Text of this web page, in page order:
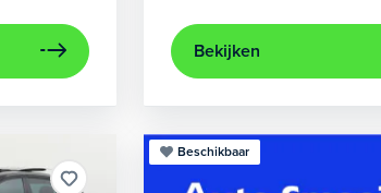
Bekijken
Beschikbaar